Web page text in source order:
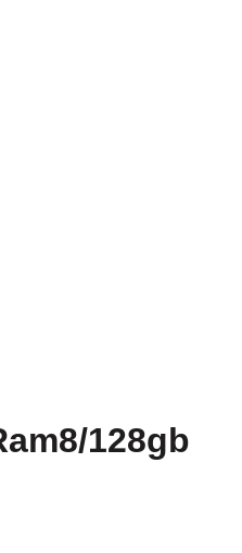
128gb